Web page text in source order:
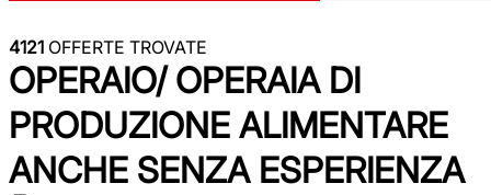
4121 OFFERTE TROVATE
OPERAIO/ OPERAIA DI
PRODUZIONE ALIMENTARE
ANCHE SENZA ESPERIENZA